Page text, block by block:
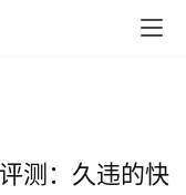
测：久违的快